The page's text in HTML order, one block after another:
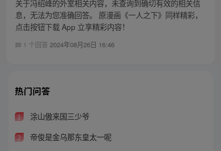
关于冯绍峰的外室相关内容，未查询到确切有效的相关信
息，无法为您准确回答。 原漫画《一人之下》同样精彩，
点击按钮下载 App 立享精彩内容！
1 个回答 2024年08月26日 16:46
热门问答
1 涂山傲来国三少爷
2 帝俊是金乌那东皇太一呢